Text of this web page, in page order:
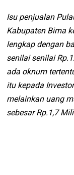
Isu penjualan
Kabupaten Bima
lengkap dengan
senilai senilai
ada oknum
itu kepada
melainkan uang
sebesar Rp.1,7